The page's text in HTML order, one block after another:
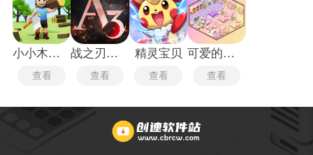
小小木材商
查看
战之刃幸存者
查看
精灵宝贝
查看
可爱的房屋设计
查看